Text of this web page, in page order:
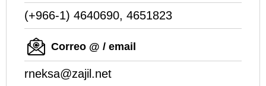
(+966-1) 4640690, 4651823
Correo @ / email
rneksa@zajil.net